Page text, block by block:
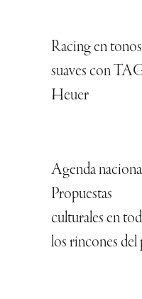
Racing en tonos
suaves con
Heuer
Agenda
Propuestas
culturales en
los rincones del